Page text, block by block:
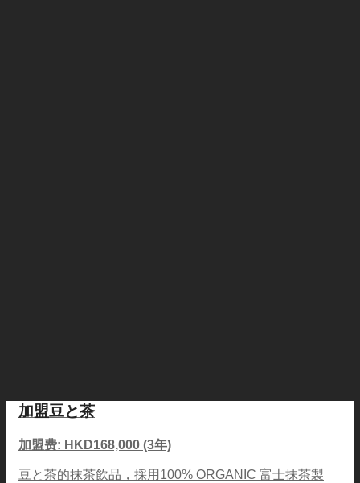
加盟豆と茶
加盟费: HKD168,000 (3年)
豆と茶的抹茶飲品，採用100% ORGANIC 富士抹茶製